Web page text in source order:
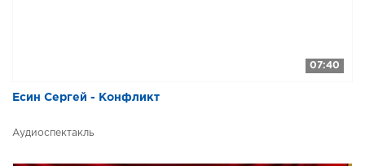
07:40
Есин Сергей - Конфликт
Аудиоспектакль